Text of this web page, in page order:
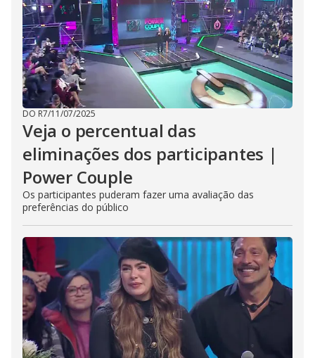
DO R7/11/07/2025
Veja o percentual das
eliminações dos participantes |
Power Couple
Os participantes puderam fazer uma avaliação das
preferências do público